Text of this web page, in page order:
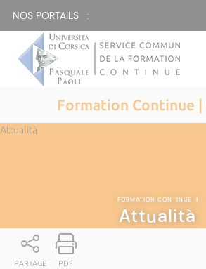
NOS PORTAILS :
Formation Continue |
Attualità
FORMATION CONTINUE |
Attualità
PARTAGE PDF